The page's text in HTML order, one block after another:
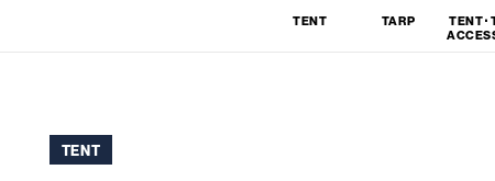
TENT TARP
TENT･
TENT